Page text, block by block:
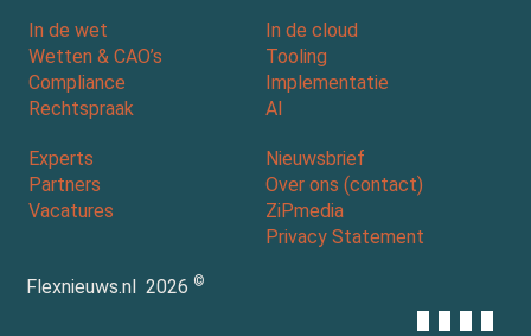
In de wet
Wetten & CAO’s
Compliance
Rechtspraak
In de cloud
Tooling
Implementatie
AI
Experts
Partners
Vacatures
Nieuwsbrief
Over ons (contact)
ZiPmedia
Privacy Statement
Flexnieuws.nl 2026 ©